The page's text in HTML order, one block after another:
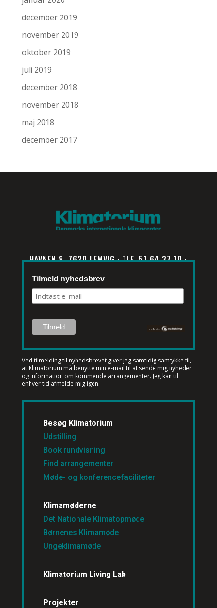
december 2019
november 2019
oktober 2019
juli 2019
december 2018
november 2018
maj 2018
december 2017
HAVNEN 8, 7620 LEMVIG · TLF. 51 64 37 10 ·
INFO@KLIMATORIUM.DK
Tilmeld nyhedsbrev
Ved tilmelding til nyhedsbrevet giver jeg samtidig samtykke til,
at Klimatorium må benytte min e-mail til at sende mig nyheder
og information om kommende arrangementer. Jeg kan til
enhver tid afmelde mig igen.
Besøg Klimatorium
Udstilling
Book rundvisning
Find arrangementer
Møde- og konferencefaciliteter
Klimamøderne
Det Nationale Klimatopmøde
Børnenes Klimamøde
Ungeklimamøde
Klimatorium Living Lab
Projekter